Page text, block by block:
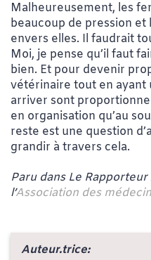
Malheureusement, les
beaucoup de pression
envers elles. Il faudrait
Moi, je pense qu’il faut
bien. Et pour devenir
vétérinaire tout en ayant
arriver sont
en organisation qu’au
reste est une question
grandir à travers cela.
Paru dans Le
l’Association des
Auteur.trice: